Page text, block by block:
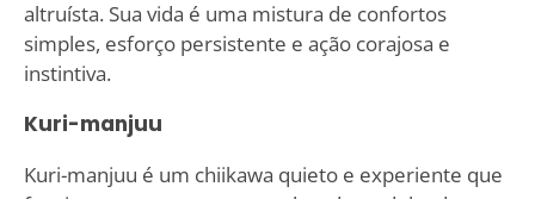
altruísta. Sua vida é uma mistura de confortos
simples, esforço persistente e ação corajosa e
instintiva.
Kuri-manjuu
Kuri-manjuu é um chiikawa quieto e experiente que